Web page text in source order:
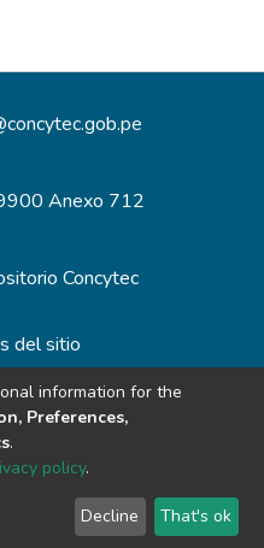
Anexo 712
Concytec
del sitio
information for the
Preferences,
.
policy.
Decline That's ok